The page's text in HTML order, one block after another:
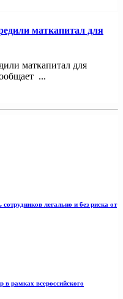
маткапитал для
маткапитал для
...
легально и без риска от
рамках всероссийского